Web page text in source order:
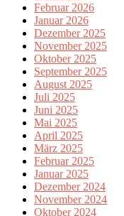
Februar 2026
Januar 2026
Dezember 2025
November 2025
Oktober 2025
September 2025
August 2025
Juli 2025
Juni 2025
Mai 2025
April 2025
März 2025
Februar 2025
Januar 2025
Dezember 2024
November 2024
Oktober 2024